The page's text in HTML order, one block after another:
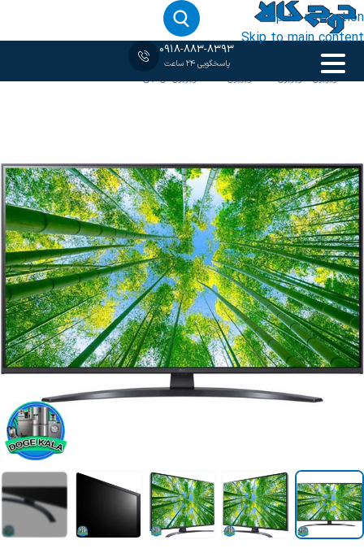
Skip to navigation
Skip to main content
0918-883-8393
پاسخگویی 24 ساعت
خانه‹تلویزیون/تلویزیون 4K /تلویزیون LED /تلویزیون ال جی